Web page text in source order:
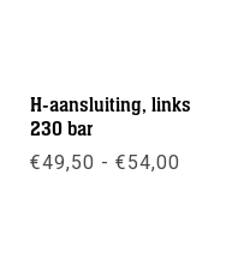
H-aansluiting, links
230 bar
€49,50 - €54,00